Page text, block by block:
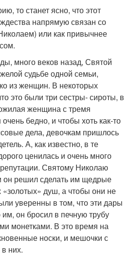
то станет ясно, что этот
напрямую связан со
или как привычнее
много веков назад, Святой
судьбе одной семьи,
из женщин. В некоторых
это были три сестры- сироты, в
женщина с тремя
бедно, и чтобы хоть как-то
дела, девочкам пришлось
А, как известно, в те
ценилась и очень много
Святому Николаю
он решил сделать им щедрые
«золотых» душ, а чтобы они не
уверенны в том, что эти дары
он бросил в печную трубу
монетками. В это время на
носки, и мешочки с
них.